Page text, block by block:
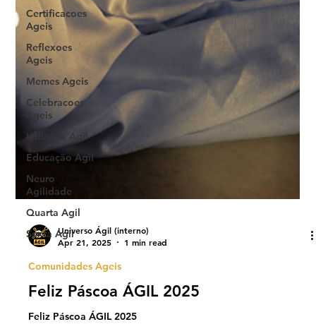
Certificacoes
Ageis
Reflexoes
Ageis
Memes Ageis
Celebracoes
Ageis
Industria Agil
Educação Ágil
Neuro
Agilidade
Quarta Agil
Sexta Agil
Apr 21, 2025
Comunidades Ageis
Feliz Páscoa ÁGIL 2025